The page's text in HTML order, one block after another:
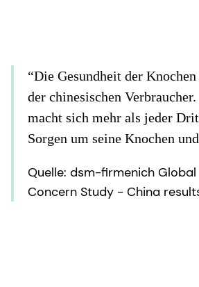
“Die Gesundheit der
der chinesischen
macht sich mehr als jeder
Sorgen um seine Knochen
Quelle: dsm-firmenich
Concern Study - China